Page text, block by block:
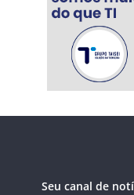
Seu canal de